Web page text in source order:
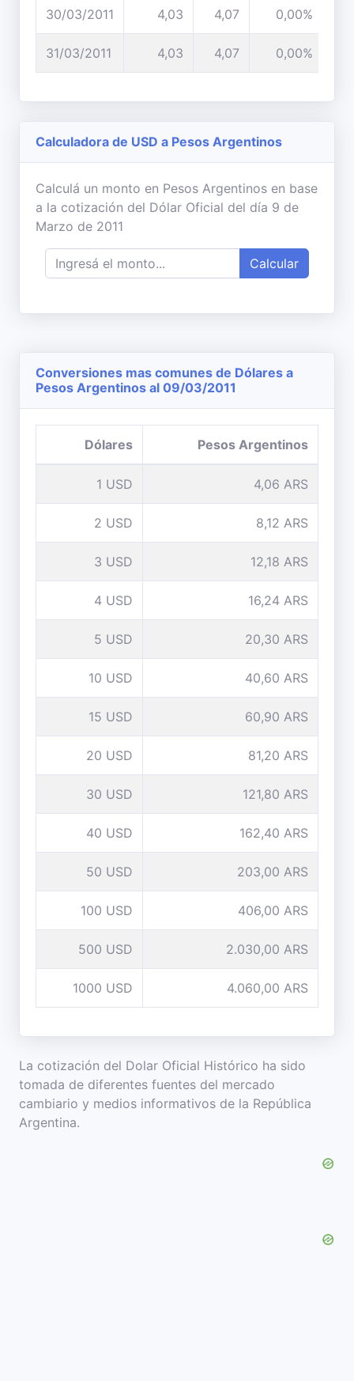
30/03/2011 4,03 4,07 0,00%
31/03/2011 4,03 4,07 0,00%
Calculadora de USD a Pesos Argentinos
Calculá un monto en Pesos Argentinos en base
a la cotización del Dólar Oficial del día 9 de
Marzo de 2011
Calcular
Conversiones mas comunes de Dólares a
Pesos Argentinos al 09/03/2011
Dólares Pesos Argentinos
1 USD 4,06 ARS
2 USD 8,12 ARS
3 USD 12,18 ARS
4 USD 16,24 ARS
5 USD 20,30 ARS
10 USD 40,60 ARS
15 USD 60,90 ARS
20 USD 81,20 ARS
30 USD 121,80 ARS
40 USD 162,40 ARS
50 USD 203,00 ARS
100 USD 406,00 ARS
500 USD 2.030,00 ARS
1000 USD 4.060,00 ARS
La cotización del Dolar Oficial Histórico ha sido
tomada de diferentes fuentes del mercado
cambiario y medios informativos de la República
Argentina.